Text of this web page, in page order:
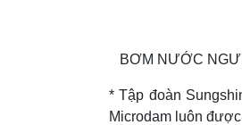
BƠM NƯỚC
* Tập đoàn
Microdam luôn